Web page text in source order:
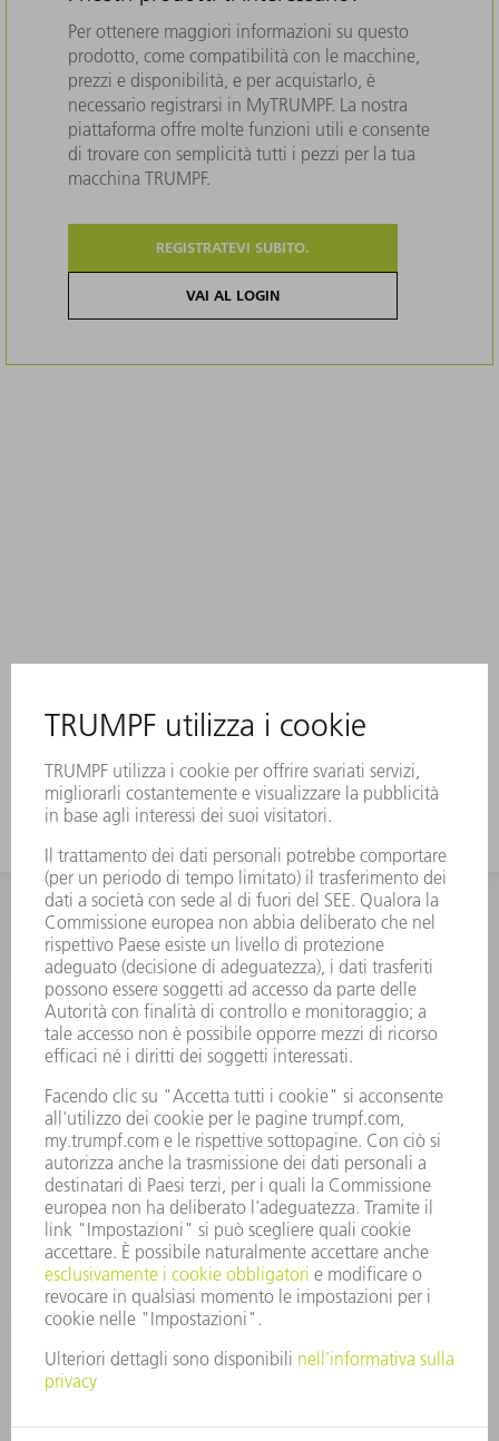
Per ottenere maggiori informazioni su questo
prodotto, come compatibilità con le macchine,
prezzi e disponibilità, e per acquistarlo, è
necessario registrarsi in MyTRUMPF. La nostra
piattaforma offre molte funzioni utili e consente
di trovare con semplicità tutti i pezzi per la tua
macchina TRUMPF.
REGISTRATEVI SUBITO.
VAI AL LOGIN
INFORMAZIONE
Domande frequenti
Condizioni generali di contratto
CONTATTO
RICAMBI TRUMPF ITALIA
lunedì a venerdì: 08:30 – 18:00
ricambi@trumpf.com
CONTATTO
UTENSILI TRUMPF ITALIA
+39 02 48489482
lunedì a venerdì: 08:00 – 18:00
utensili@trumpf.com